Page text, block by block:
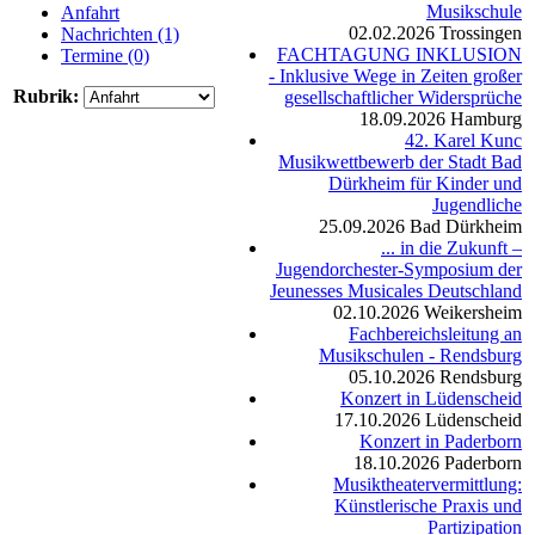
Anfahrt
Nachrichten (1)
Termine (0)
Rubrik:
Musikschule
02.02.2026 Trossingen
FACHTAGUNG INKLUSION
- Inklusive Wege in Zeiten großer
gesellschaftlicher Widersprüche
18.09.2026 Hamburg
42. Karel Kunc
Musikwettbewerb der Stadt Bad
Dürkheim für Kinder und
Jugendliche
25.09.2026 Bad Dürkheim
... in die Zukunft –
Jugendorchester-Symposium der
Jeunesses Musicales Deutschland
02.10.2026 Weikersheim
Fachbereichsleitung an
Musikschulen - Rendsburg
05.10.2026 Rendsburg
Konzert in Lüdenscheid
17.10.2026 Lüdenscheid
Konzert in Paderborn
18.10.2026 Paderborn
Musiktheatervermittlung:
Künstlerische Praxis und
Partizipation